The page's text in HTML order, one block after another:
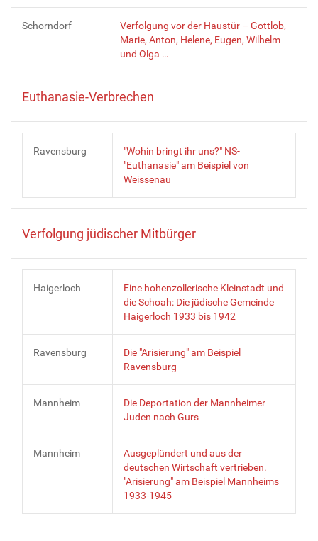
Schorndorf
Verfolgung vor der Haustür – Gottlob,
Marie, Anton, Helene, Eugen, Wilhelm
und Olga …
Euthanasie-Verbrechen
Ravensburg
"Wohin bringt ihr uns?" NS-
"Euthanasie" am Beispiel von
Weissenau
Verfolgung jüdischer Mitbürger
Haigerloch
Eine hohenzollerische Kleinstadt und
die Schoah: Die jüdische Gemeinde
Haigerloch 1933 bis 1942
Ravensburg
Die "Arisierung" am Beispiel
Ravensburg
Mannheim
Die Deportation der Mannheimer
Juden nach Gurs
Mannheim
Ausgeplündert und aus der
deutschen Wirtschaft vertrieben.
"Arisierung" am Beispiel Mannheims
1933-1945